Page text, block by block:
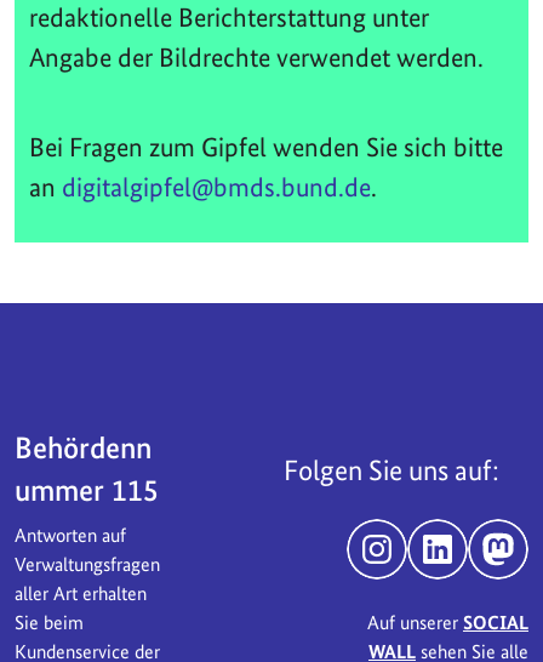
redaktionelle Berichterstattung unter
Angabe der Bildrechte verwendet werden.
Bei Fragen zum Gipfel wenden Sie sich bitte
an digitalgipfel@bmds.bund.de.
Behördenn
ummer 115
Antworten auf
Verwaltungsfragen
aller Art erhalten
Sie beim
Kundenservice der
Folgen Sie uns auf:
InstagramLinkedIn
Auf unserer SOCIAL
WALLsehen Sie alle